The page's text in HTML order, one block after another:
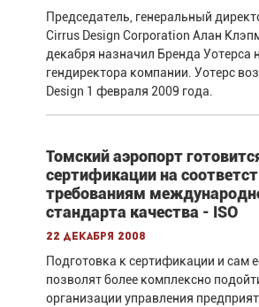
Председатель, генеральный
Cirrus Design Corporation Алан
декабря назначил Бренда Уотерса
гендиректора компании. Уотерс
Design 1 февраля 2009 года.
Томский аэропорт
сертификации на
требованиям
стандарта качества - ISO
22 декабря 2008
Подготовка к сертификации и сам
позволят более комплексно
организации управления